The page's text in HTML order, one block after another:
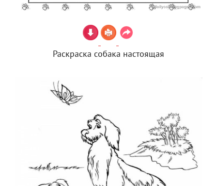
Раскраска собака настоящая